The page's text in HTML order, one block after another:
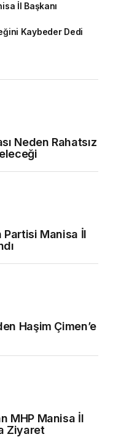
İl Başkanı
Kaybeder Dedi
Neden Rahatsız
Partisi Manisa İl
Haşim Çimen’e
MHP Manisa İl
Ziyaret